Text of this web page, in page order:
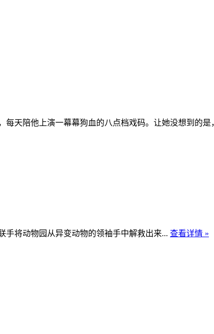
陪他上演一幕幕狗血的八点档戏码。让她没想到的是
将动物园从异变动物的领袖手中解救出来... 查看详情 »